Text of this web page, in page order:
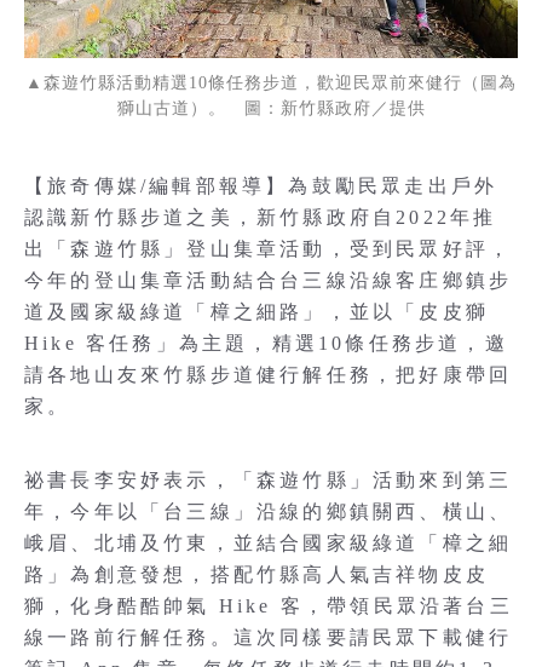
▲森遊竹縣活動精選10條任務步道，歡迎民眾前來健行（圖為
獅山古道）。 圖：新竹縣政府／提供
【旅奇傳媒/編輯部報導】為鼓勵民眾走出戶外
認識新竹縣步道之美，新竹縣政府自2022年推
出「森遊竹縣」登山集章活動，受到民眾好評，
今年的登山集章活動結合台三線沿線客庄鄉鎮步
道及國家級綠道「樟之細路」，並以「皮皮獅
Hike 客任務」為主題，精選10條任務步道，邀
請各地山友來竹縣步道健行解任務，把好康帶回
家。
祕書長李安妤表示，「森遊竹縣」活動來到第三
年，今年以「台三線」沿線的鄉鎮關西、橫山、
峨眉、北埔及竹東，並結合國家級綠道「樟之細
路」為創意發想，搭配竹縣高人氣吉祥物皮皮
獅，化身酷酷帥氣 Hike 客，帶領民眾沿著台三
線一路前行解任務。這次同樣要請民眾下載健行